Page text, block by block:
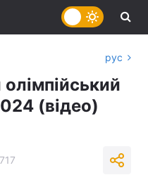
рус
(відео)
717